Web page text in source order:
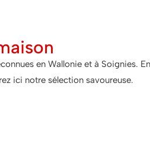
en Wallonie et à Soignies.
ici notre sélection savoureuse.